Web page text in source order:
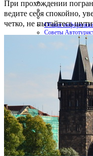
Общая
Советы
Правила
Карты и
Интерактивная
Карты платных
Карта сайта
Услуги On-line
При прохождении
ведите себя спокойно,
четко, не пытайтесь